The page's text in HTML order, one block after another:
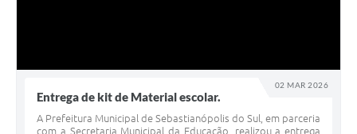
02 MAR 2026
Entrega de kit de Material escolar.
A Prefeitura Municipal de Sebastianópolis do Sul, em parceria
com a Secretaria Municipal da Educação, realizou a entrega